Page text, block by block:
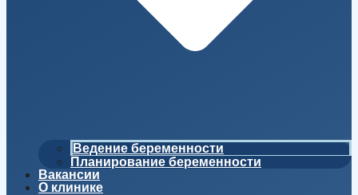
Ведение беременности
Планирование беременности
Вакансии
О клинике